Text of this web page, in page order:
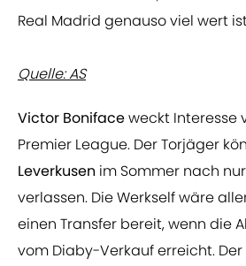
Real Madrid genauso viel wert
Quelle: AS
Victor Bonifaceweckt Interesse
Premier League. Der Torjäger
Leverkusen im Sommer nach
verlassen. Die Werkself wäre
einen Transfer bereit, wenn die
vom Diaby-Verkauf erreicht.